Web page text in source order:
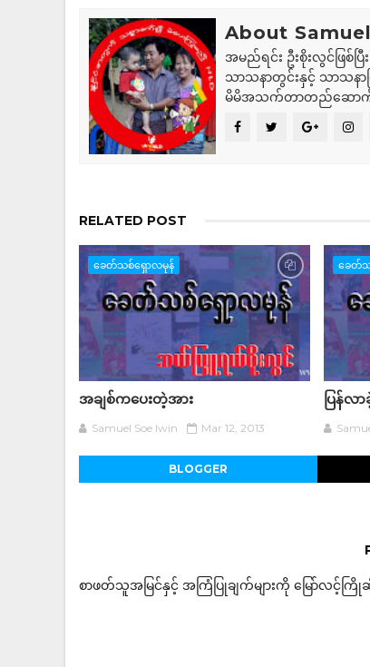
About
အမည်ရင်း ဦးစိုးလွင်ဖြ
သာသနာတွင်းနှင့် သာသန
မိမိအသက်တာတည်ဆောက်န
RELATED POST
ခေတ်သစ်ရှောလမုန်
အချစ်ကပေးတဲ့အား
Samuel Soe lwin Mar 12, 2013
ခေတ်
ပြန်လ
BLOGGER
စာဖတ်သူအမြင်နှင့် အကြံပြုချက်များကို မြော်လင့်က